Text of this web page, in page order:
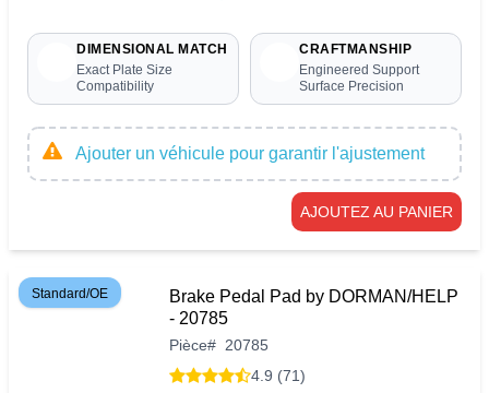
DIMENSIONAL MATCH
Exact Plate Size
Compatibility
CRAFTMANSHIP
Engineered Support
Surface Precision
Ajouter un véhicule pour garantir l'ajustement
AJOUTEZ AU PANIER
Standard/OE
Brake Pedal Pad by DORMAN/HELP
- 20785
Pièce# 20785
4.9 (71)